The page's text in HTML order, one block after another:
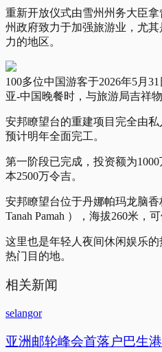
重新开放仪式由雪州州务大臣
州政府致力于加强旅游业，尤
力的地区。
100多位中国游客于2026年5月
亚-中国晚餐时，与旅游局吉祥物
安邦瞭望台的重建项目完全由私
预计明年全面完工。
第一阶段已完成，投资额为
本2500万令吉。
安邦瞭望台位于丹娜帕玛龙脑香
Tanah Pamah ），海拔260米，
这里也是年轻人夜间休闲娱乐
热门目的地。
相关新闻
selangor
亚洲邮轮峰会首落户巴生